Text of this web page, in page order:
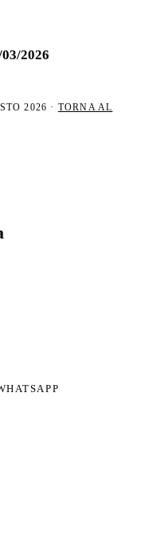
2026
2026 · TORNA AL